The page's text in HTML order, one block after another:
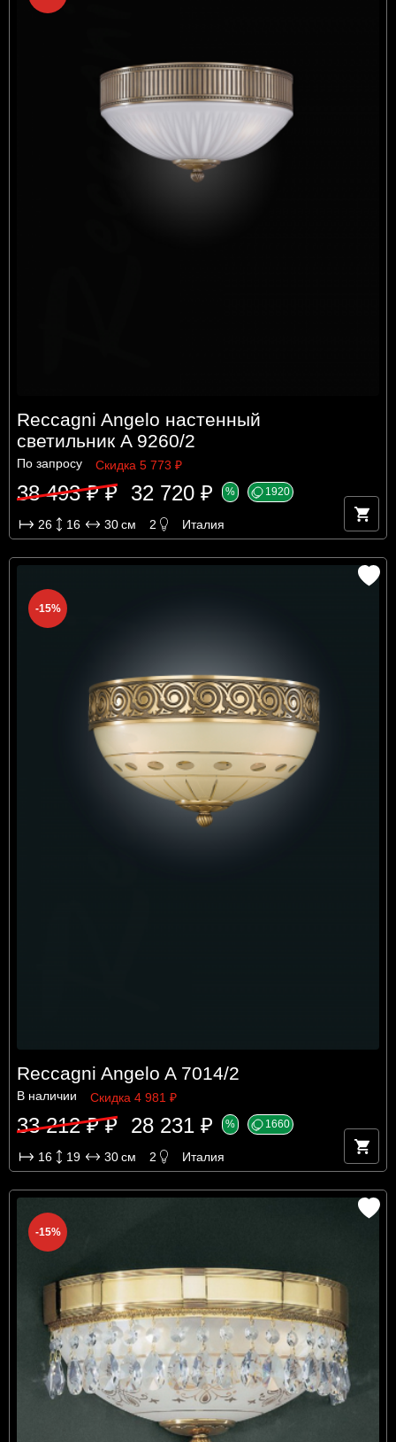
Reccagni Angelo настенный
светильник A 9260/2
По запросу Скидка 5 773 ₽
38 493 ₽ ₽ 32 720 ₽ % 1920
26 16 30см 2 Италия
-15%
Reccagni Angelo A 7014/2
В наличии Скидка 4 981 ₽
33 212 ₽ ₽ 28 231 ₽ % 1660
16 19 30см 2 Италия
-15%